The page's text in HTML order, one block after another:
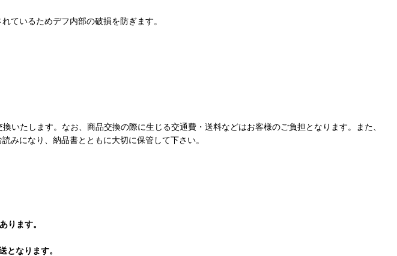
ているためデフ内部の破損を防ぎます。
たします。なお、商品交換の際に生じる交通費・送料などはお客様のご負担となります。また、
みになり、納品書とともに大切に保管して下さい。
ります。
なります。